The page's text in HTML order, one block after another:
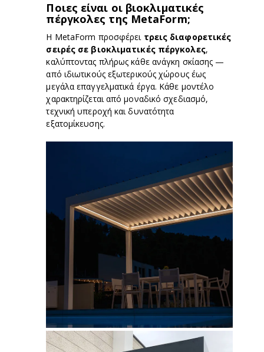
Ποιες είναι οι βιοκλιματικές
πέργκολες της MetaForm;
Η MetaForm προσφέρει τρεις διαφορετικές
σειρές σε βιοκλιματικές πέργκολες,
καλύπτοντας πλήρως κάθε ανάγκη σκίασης —
από ιδιωτικούς εξωτερικούς χώρους έως
μεγάλα επαγγελματικά έργα. Κάθε μοντέλο
χαρακτηρίζεται από μοναδικό σχεδιασμό,
τεχνική υπεροχή και δυνατότητα
εξατομίκευσης.